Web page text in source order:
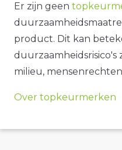
Er zijn geen
product. Dit kan
duurzaamheidsrisico's
milieu,
Over topkeurmerken